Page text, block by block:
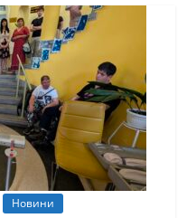
Новини